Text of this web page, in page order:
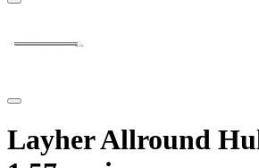
Layher Allround